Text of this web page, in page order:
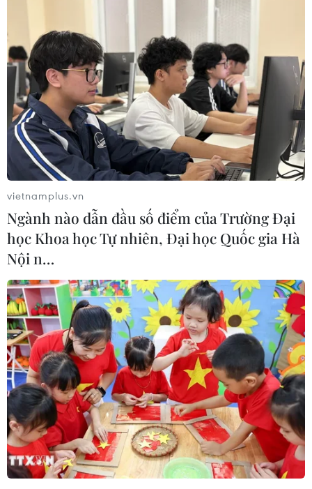
Giá vàng thế giới tăng trở lại khi đồng USD
suy yếu
16/02/2024 01:44
Sáng ngày 16/2 theo giờ Việt Nam, giá vàng giao ngay
tăng 0,6% lên 2.004,05 USD/ounce, trong khi giá vàng
kỳ hạn tăng 0,5% và khép phiên ở mức 2.014,9
USD/ounce.
Giá vàng châu Á tiếp tục dưới ngưỡng
vietnamplus.vn
Ngành nào dẫn đầu số điểm của Trường Đại
học Khoa học Tự nhiên, Đại học Quốc gia Hà
Nội n…